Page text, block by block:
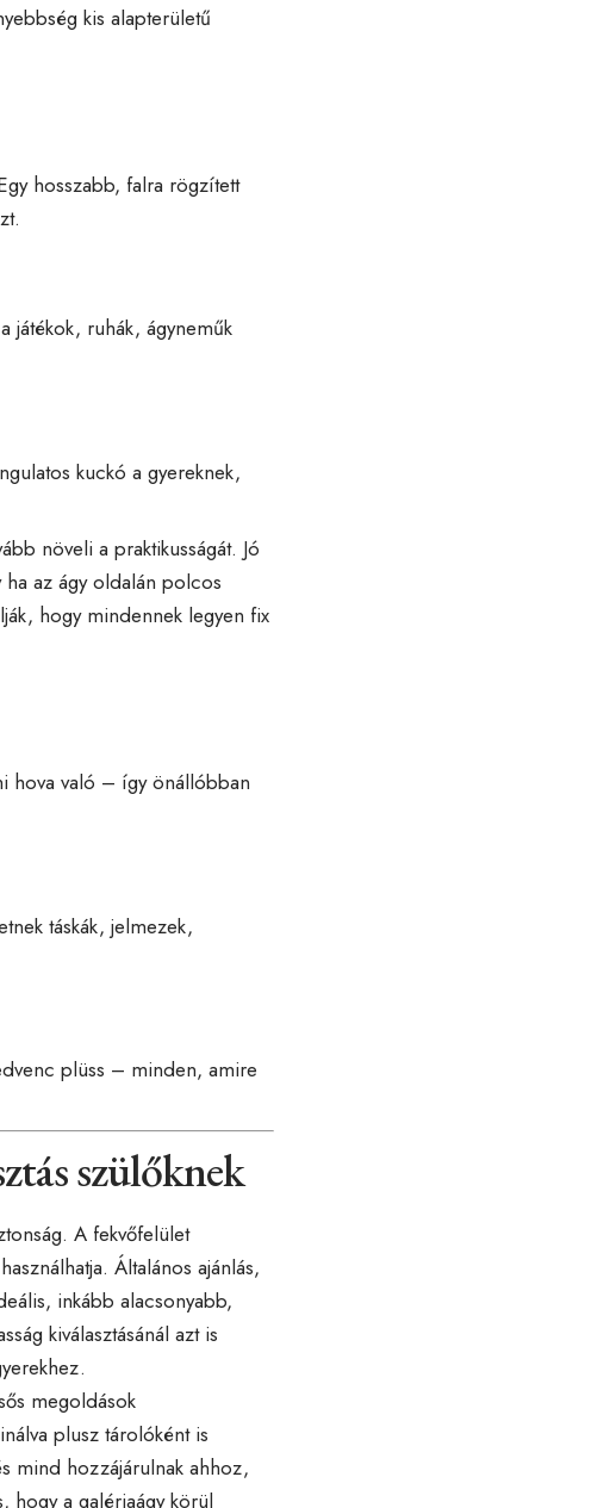
kis alapterületű
hosszabb, falra rögzített
játékok, ruhák, ágyneműk
kuckó a gyereknek,
növeli a praktikusságát. Jó
az ágy oldalán polcos
hogy mindennek legyen fix
hova való – így önállóbban
táskák, jelmezek,
plüss – minden, amire
szülőknek
A fekvőfelület
Általános ajánlás,
inkább alacsonyabb,
kiválasztásánál azt is
megoldások
plusz tárolóként is
mind hozzájárulnak ahhoz,
hogy a galériaágy körül